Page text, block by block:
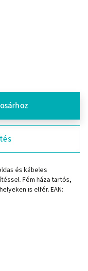
és kábeles
Fém háza tartós,
is elfér. EAN: